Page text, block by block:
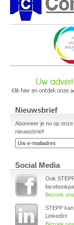
Nieuwsbrief
Abonneer je nu op
nieuwsbrief!
Social Media
Ook
Bezoek ons
STEPP
LinkedIn!